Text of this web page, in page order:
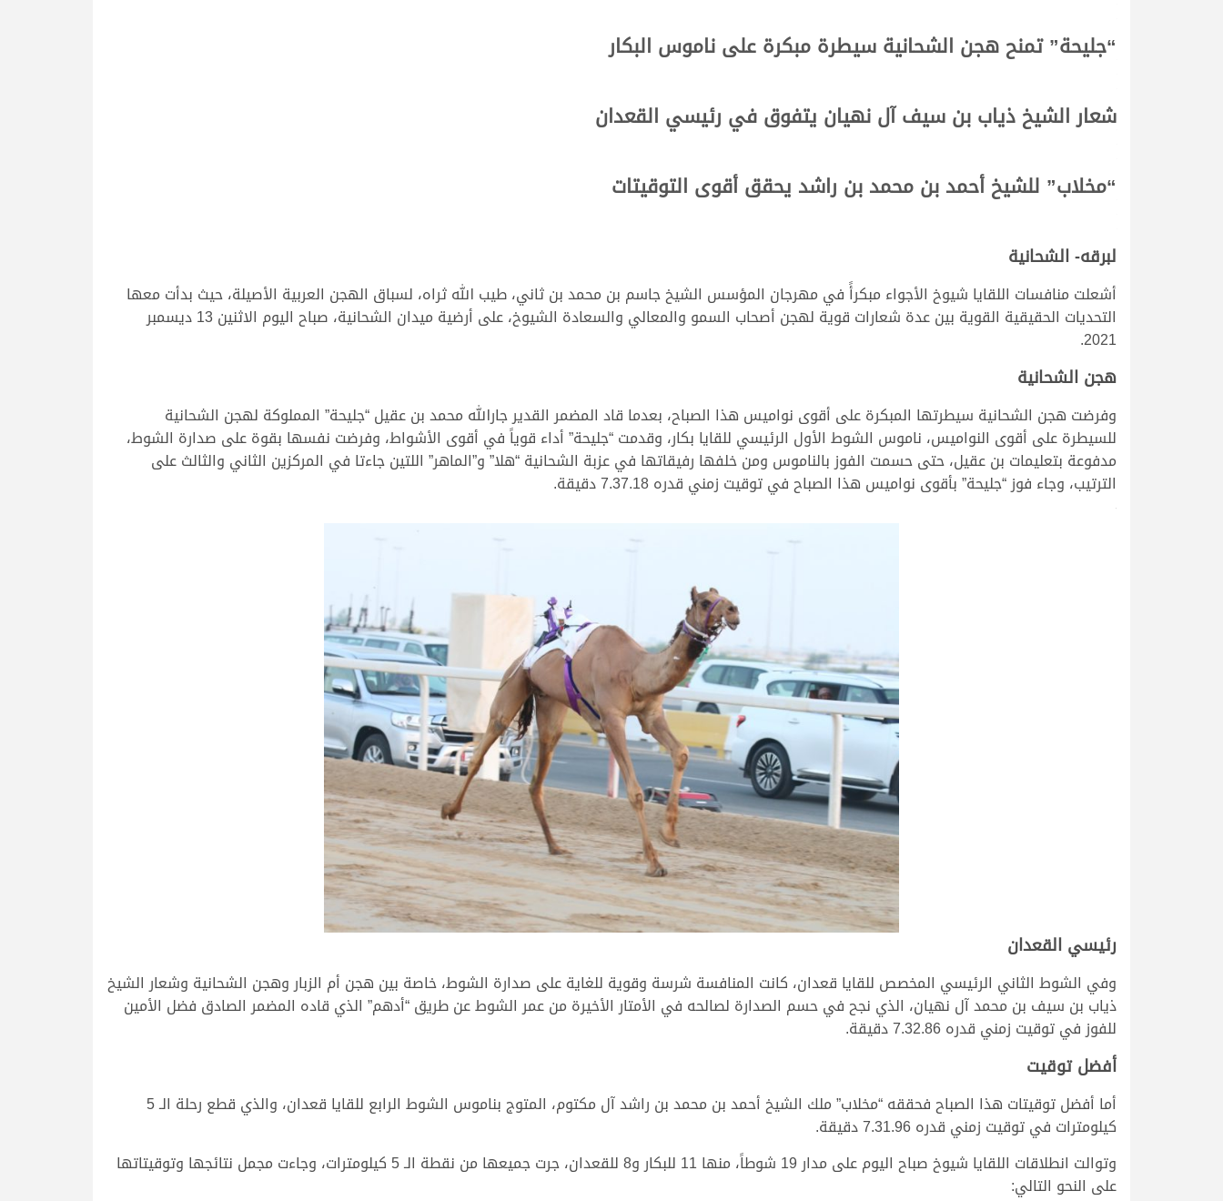
“جليحة” تمنح هجن الشحانية سيطرة مبكرة على ناموس البكار
شعار الشيخ ذياب بن سيف آل نهيان يتفوق في رئيسي القعدان
“مخلاب” للشيخ أحمد بن محمد بن راشد يحقق أقوى التوقيتات
لبرقه- الشحانية
أشعلت منافسات اللقايا شيوخ الأجواء مبكرأً في مهرجان المؤسس الشيخ جاسم بن محمد بن ثاني، طيب الله ثراه، لسباق الهجن العربية الأصيلة، حيث بدأت معها
التحديات الحقيقية القوية بين عدة شعارات قوية لهجن أصحاب السمو والمعالي والسعادة الشيوخ، على أرضية ميدان الشحانية، صباح اليوم الاثنين 13 ديسمبر
2021.
هجن الشحانية
وفرضت هجن الشحانية سيطرتها المبكرة على أقوى نواميس هذا الصباح، بعدما قاد المضمر القدير جارالله محمد بن عقيل “جليحة” المملوكة لهجن الشحانية
للسيطرة على أقوى النواميس، ناموس الشوط الأول الرئيسي للقايا بكار، وقدمت “جليحة” أداء قوياً في أقوى الأشواط، وفرضت نفسها بقوة على صدارة الشوط،
مدفوعة بتعليمات بن عقيل، حتى حسمت الفوز بالناموس ومن خلفها رفيقاتها في عزبة الشحانية “هلا” و”الماهر” اللتين جاءتا في المركزين الثاني والثالث على
الترتيب، وجاء فوز “جليحة” بأقوى نواميس هذا الصباح في توقيت زمني قدره 7.37.18 دقيقة.
رئيسي القعدان
وفي الشوط الثاني الرئيسي المخصص للقايا قعدان، كانت المنافسة شرسة وقوية للغاية على صدارة الشوط، خاصة بين هجن أم الزبار وهجن الشحانية وشعار الشيخ
ذياب بن سيف بن محمد آل نهيان، الذي نجح في حسم الصدارة لصالحه في الأمتار الأخيرة من عمر الشوط عن طريق “أدهم” الذي قاده المضمر الصادق فضل الأمين
للفوز في توقيت زمني قدره 7.32.86 دقيقة.
أفضل توقيت
أما أفضل توقيتات هذا الصباح فحققه “مخلاب” ملك الشيخ أحمد بن محمد بن راشد آل مكتوم، المتوج بناموس الشوط الرابع للقايا قعدان، والذي قطع رحلة الـ 5
كيلومترات في توقيت زمني قدره 7.31.96 دقيقة.
وتوالت انطلاقات اللقايا شيوخ صباح اليوم على مدار 19 شوطاً، منها 11 للبكار و8 للقعدان، جرت جميعها من نقطة الـ 5 كيلومترات، وجاءت مجمل نتائجها وتوقيتاتها
على النحو التالي: